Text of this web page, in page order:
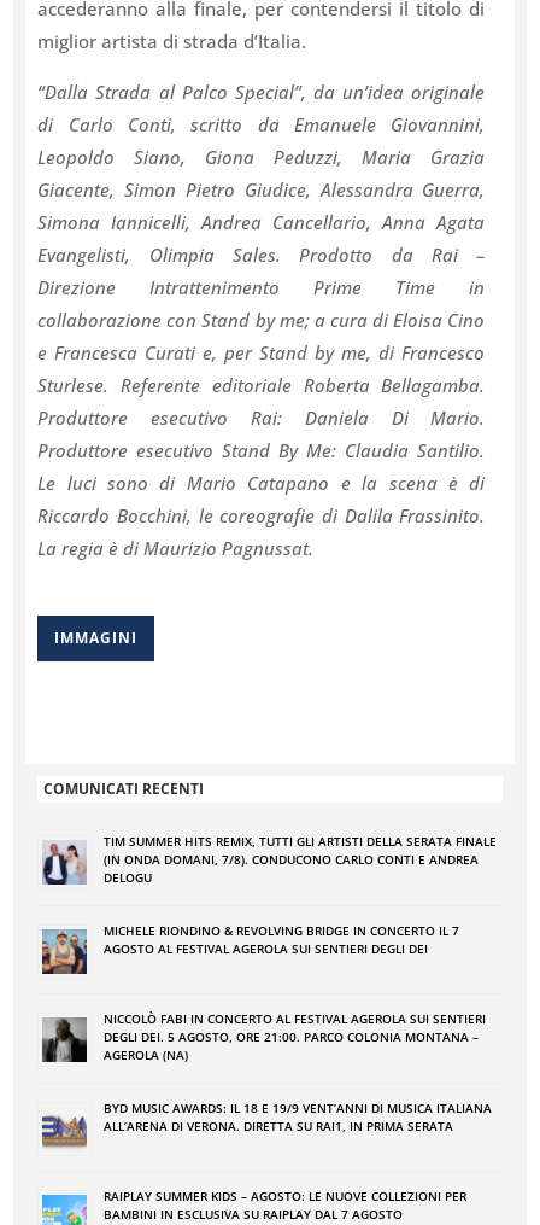
accederanno alla finale, per contendersi il titolo di
miglior artista di strada d’Italia.
“Dalla Strada al Palco Special”, da un’idea originale
di Carlo Conti, scritto da Emanuele Giovannini,
Leopoldo Siano, Giona Peduzzi, Maria Grazia
Giacente, Simon Pietro Giudice, Alessandra Guerra,
Simona Iannicelli, Andrea Cancellario, Anna Agata
Evangelisti, Olimpia Sales. Prodotto da Rai –
Direzione Intrattenimento Prime Time in
collaborazione con Stand by me; a cura di Eloisa Cino
e Francesca Curati e, per Stand by me, di Francesco
Sturlese. Referente editoriale Roberta Bellagamba.
Produttore esecutivo Rai: Daniela Di Mario.
Produttore esecutivo Stand By Me: Claudia Santilio.
Le luci sono di Mario Catapano e la scena è di
Riccardo Bocchini, le coreografie di Dalila Frassinito.
La regia è di Maurizio Pagnussat.
IMMAGINI
COMUNICATI RECENTI
TIM SUMMER HITS REMIX, TUTTI GLI ARTISTI DELLA SERATA FINALE
(IN ONDA DOMANI, 7/8). CONDUCONO CARLO CONTI E ANDREA
DELOGU
MICHELE RIONDINO & REVOLVING BRIDGE IN CONCERTO IL 7
AGOSTO AL FESTIVAL AGEROLA SUI SENTIERI DEGLI DEI
NICCOLÒ FABI IN CONCERTO AL FESTIVAL AGEROLA SUI SENTIERI
DEGLI DEI. 5 AGOSTO, ORE 21:00. PARCO COLONIA MONTANA –
AGEROLA (NA)
BYD MUSIC AWARDS: IL 18 E 19/9 VENT’ANNI DI MUSICA ITALIANA
ALL’ARENA DI VERONA. DIRETTA SU RAI1, IN PRIMA SERATA
RAIPLAY SUMMER KIDS – AGOSTO: LE NUOVE COLLEZIONI PER
BAMBINI IN ESCLUSIVA SU RAIPLAY DAL 7 AGOSTO